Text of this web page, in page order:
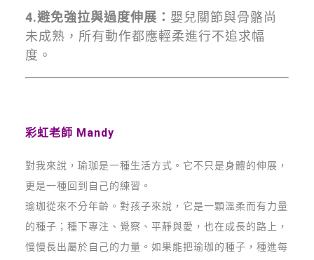
4.避免強拉與過度伸展： 嬰兒關節與骨骼尚
未成熟，所有動作都應輕柔進行不追求幅
度。
彩虹老師 Mandy
對我來說，瑜珈是一種生活方式。它不只是身體的伸展，
更是一種回到自己的練習。
瑜珈從來不分年齡。對孩子來說，它是一顆溫柔而有力量
的種子；種下專注、覺察、平靜與愛，也在成長的路上，
慢慢長出屬於自己的力量。如果能把瑜珈的種子，種進每